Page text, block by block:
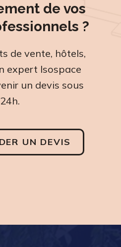
de vos
?
de vente, hôtels,
expert Isospace
un devis sous
24h.
UN DEVIS